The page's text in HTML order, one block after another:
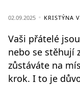
02.09.2025 KRISTÝNA
Vaši přátelé
nebo se stěhují
zůstáváte na
krok. I to je